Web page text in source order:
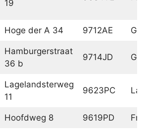
19
Hoge der A 34 9712AE
Hamburgerstraat
36 b
9714JD
Lagelandsterweg
11
9623PC
Hoofdweg 8 9619PD